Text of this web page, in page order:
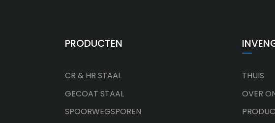
Chinese standaard 60N
spoorwegrail
ASTM A759 CR175
PRODUCTEN
CR & HR STAAL
GECOAT STAAL
SPOORWEGSPOREN
THUIS
OVER